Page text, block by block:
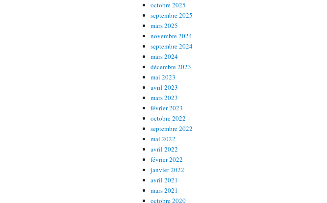
octobre 2025
septembre 2025
mars 2025
novembre 2024
septembre 2024
mars 2024
décembre 2023
mai 2023
avril 2023
mars 2023
février 2023
octobre 2022
septembre 2022
mai 2022
avril 2022
février 2022
janvier 2022
avril 2021
mars 2021
octobre 2020